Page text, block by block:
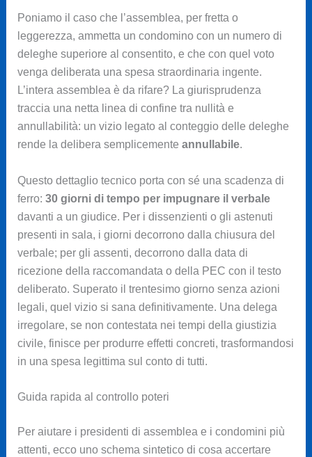
Poniamo il caso che l’assemblea, per fretta o
leggerezza, ammetta un condomino con un numero di
deleghe superiore al consentito, e che con quel voto
venga deliberata una spesa straordinaria ingente.
L’intera assemblea è da rifare? La giurisprudenza
traccia una netta linea di confine tra nullità e
annullabilità: un vizio legato al conteggio delle deleghe
rende la delibera semplicemente annullabile.
Questo dettaglio tecnico porta con sé una scadenza di
ferro: 30 giorni di tempo per impugnare il verbale
davanti a un giudice. Per i dissenzienti o gli astenuti
presenti in sala, i giorni decorrono dalla chiusura del
verbale; per gli assenti, decorrono dalla data di
ricezione della raccomandata o della PEC con il testo
deliberato. Superato il trentesimo giorno senza azioni
legali, quel vizio si sana definitivamente. Una delega
irregolare, se non contestata nei tempi della giustizia
civile, finisce per produrre effetti concreti, trasformandosi
in una spesa legittima sul conto di tutti.
Guida rapida al controllo poteri
Per aiutare i presidenti di assemblea e i condomini più
attenti, ecco uno schema sintetico di cosa accertare